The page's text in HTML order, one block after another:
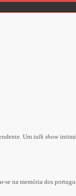
Um talk show
na memória dos